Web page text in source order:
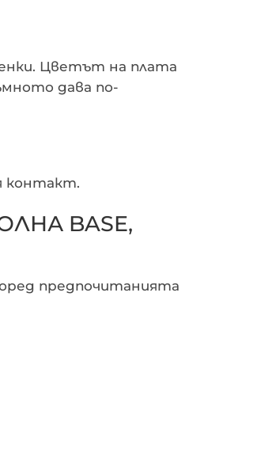
Цветът на плата
дава по-
контакт.
BASE,
предпочитанията